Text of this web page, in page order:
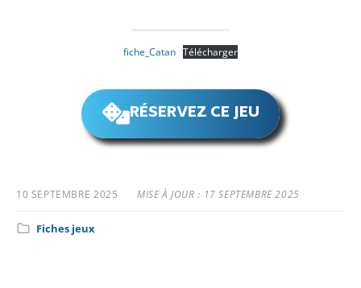
fiche_Catan Télécharger
RÉSERVEZ CE JEU
10 SEPTEMBRE 2025 MISE À JOUR : 17 SEPTEMBRE 2025
Catégorie
Fiches jeux